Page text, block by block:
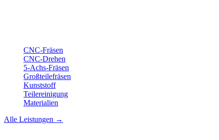
CNC-Fräsen
CNC-Drehen
5-Achs-Fräsen
Großteilefräsen
Kunststoff
Teilereinigung
Materialien
Alle Leistungen →